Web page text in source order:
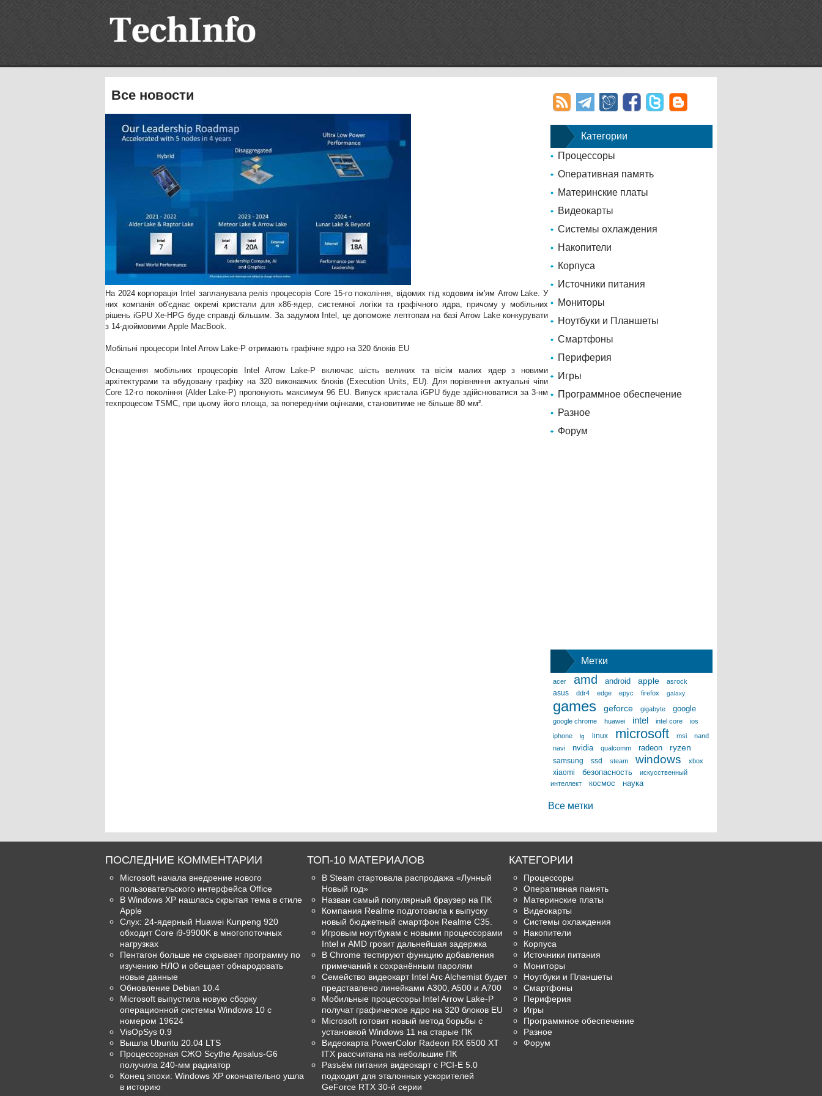
Все новости
На 2024 корпорація Intel запланувала реліз процесорів Core 15-го покоління, відомих під кодовим ім'ям Arrow Lake. У
них компанія об'єднає окремі кристали для x86-ядер, системної логіки та графічного ядра, причому у мобільних
рішень iGPU Xe-HPG буде справді більшим. За задумом Intel, це допоможе лептопам на базі Arrow Lake конкурувати
з 14-дюймовими Apple MacBook.
Мобільні процесори Intel Arrow Lake-P отримають графічне ядро на 320 блоків EU
Оснащення мобільних процесорів Intel Arrow Lake-P включає шість великих та вісім малих ядер з новими
архітектурами та вбудовану графіку на 320 виконавчих блоків (Execution Units, EU). Для порівняння актуальні чіпи
Core 12-го покоління (Alder Lake-P) пропонують максимум 96 EU. Випуск кристала iGPU буде здійснюватися за 3-нм
техпроцесом TSMC, при цьому його площа, за попередніми оцінками, становитиме не більше 80 мм².
Категории
Процессоры
Оперативная память
Материнские платы
Видеокарты
Системы охлаждения
Накопители
Корпуса
Источники питания
Мониторы
Ноутбуки и Планшеты
Смартфоны
Периферия
Игры
Программное обеспечение
Разное
Форум
Метки
acer amd android apple asrock
asus ddr4 edge epyc firefox galaxy
games geforce gigabyte google
google chrome huawei intel intel core
ios
iphone
lg linux microsoft msi
nand
navi
nvidia qualcomm radeon ryzen
samsung ssd steam windows xbox
xiaomi безопасность
искусственный
интеллект
космос наука
Все метки
ПОСЛЕДНИЕ КОММЕНТАРИИ
Microsoft начала внедрение нового
пользовательского интерфейса Office
В Windows XP нашлась скрытая тема в стиле
Apple
Слух: 24-ядерный Huawei Kunpeng 920
обходит Core i9-9900K в многопоточных
нагрузках
Пентагон больше не скрывает программу по
изучению НЛО и обещает обнародовать
новые данные
Обновление Debian 10.4
Microsoft выпустила новую сборку
операционной системы Windows 10 с
номером 19624
VisOpSys 0.9
Вышла Ubuntu 20.04 LTS
Процессорная СЖО Scythe Apsalus-G6
получила 240-мм радиатор
Конец эпохи: Windows XP окончательно ушла
в историю
ТОП-10 МАТЕРИАЛОВ
В Steam стартовала распродажа «Лунный
Новый год»
Назван самый популярный браузер на ПК
Компания Realme подготовила к выпуску
новый бюджетный смартфон Realme C35.
Игровым ноутбукам с новыми процессорами
Intel и AMD грозит дальнейшая задержка
В Chrome тестируют функцию добавления
примечаний к сохранённым паролям
Семейство видеокарт Intel Arc Alchemist будет
представлено линейками A300, A500 и A700
Мобильные процессоры Intel Arrow Lake-P
получат графическое ядро на 320 блоков EU
Microsoft готовит новый метод борьбы с
установкой Windows 11 на старые ПК
Видеокарта PowerColor Radeon RX 6500 XT
ITX рассчитана на небольшие ПК
Разъём питания видеокарт с PCI-E 5.0
подходит для эталонных ускорителей
GeForce RTX 30-й серии
КАТЕГОРИИ
Процессоры
Оперативная память
Материнские платы
Видеокарты
Системы охлаждения
Накопители
Корпуса
Источники питания
Мониторы
Ноутбуки и Планшеты
Смартфоны
Периферия
Игры
Программное обеспечение
Разное
Форум